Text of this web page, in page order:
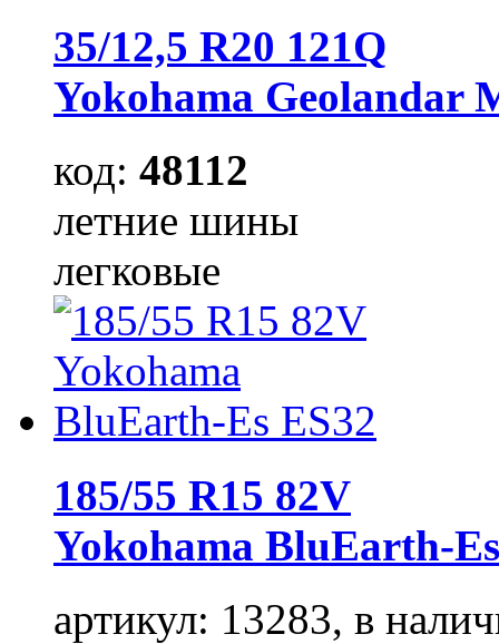
35/12,5 R20 121Q
Yokohama Geolandar
код: 48112
летние шины
легковые
185/55 R15 82V
Yokohama BluEarth-
артикул: 13283, в